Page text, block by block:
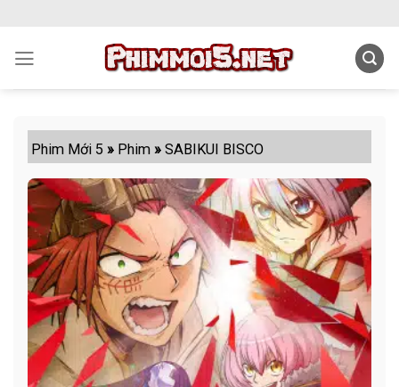
content
Phim Mới 5 » Phim »SABIKUI BISCO